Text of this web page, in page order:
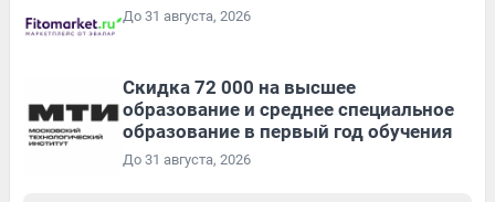
До 31 августа, 2026
Скидка 72 000 на высшее
образование и среднее специальное
образование в первый год обучения
До 31 августа, 2026